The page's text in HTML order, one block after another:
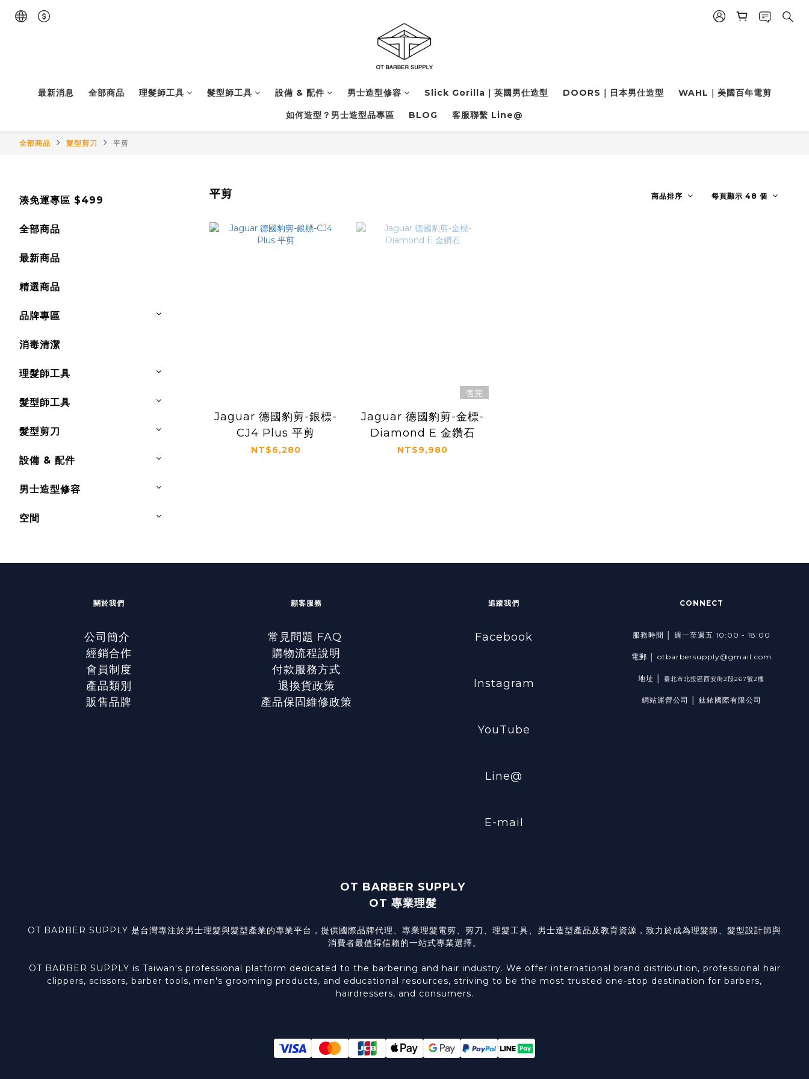
最新消息 全部商品 理髮師工具 髮型師工具 設備 & 配件 男士造型修容 Slick Gorilla｜英國男仕造型 DOORS｜日本男仕造型 WAHL｜美國百年電剪
如何造型？男士造型品專區 BLOG 客服聯繫 Line@
全部商品 髮型剪刀 平剪
湊免運專區 $499
全部商品
最新商品
精選商品
品牌專區
消毒清潔
理髮師工具
髮型師工具
髮型剪刀
設備 & 配件
男士造型修容
空間
平剪 商品排序 每頁顯示 48 個
Jaguar 德國豹剪-銀標-
CJ4 Plus 平剪
NT$6,280
售完
Jaguar 德國豹剪-金標-
Diamond E 金鑽石
NT$9,980
關於我們
公司簡介
經銷合作
會員制度
產品類別
販售品牌
顧客服務
常見問題 FAQ
購物流程說明
付款服務方式
退換貨政策
產品保固維修政策
追蹤我們
Facebook
Instagram
YouTube
Line@
E-mail
CONNECT
服務時間 │ 週一至週五 10:00 - 18:00
電郵 │ otbarbersupply@gmail.com
地址 │ 臺北市北投區西安街2段267號2樓
網站運營公司 │ 鈦銥國際有限公司
OT BARBER SUPPLY
OT 專業理髮
OT BARBER SUPPLY 是台灣專注於男士理髮與髮型產業的專業平台，提供國際品牌代理、專業理髮電剪、剪刀、理髮工具、男士造型產品及教育資源，致力於成為理髮師、髮型設計師與
消費者最值得信賴的一站式專業選擇。
OT BARBER SUPPLY is Taiwan's professional platform dedicated to the barbering and hair industry. We offer international brand distribution, professional hair
clippers, scissors, barber tools, men's grooming products, and educational resources, striving to be the most trusted one-stop destination for barbers,
hairdressers, and consumers.